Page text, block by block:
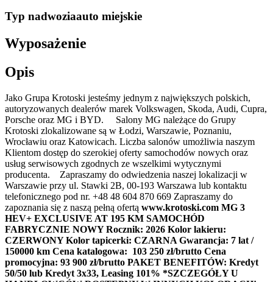
Typ nadwoziaauto miejskie
Wyposażenie
Opis
Jako Grupa Krotoski jesteśmy jednym z największych polskich,
autoryzowanych dealerów marek Volkswagen, Skoda, Audi, Cupra,
Porsche oraz MG i BYD. Salony MG należące do Grupy
Krotoski zlokalizowane są w Łodzi, Warszawie, Poznaniu,
Wrocławiu oraz Katowicach. Liczba salonów umożliwia naszym
Klientom dostęp do szerokiej oferty samochodów nowych oraz
usług serwisowych zgodnych ze wszelkimi wytycznymi
producenta. Zapraszamy do odwiedzenia naszej lokalizacji w
Warszawie przy ul. Stawki 2B, 00-193 Warszawa lub kontaktu
telefonicznego pod nr. +48 48 604 870 669 Zapraszamy do
zapoznania się z naszą pełną ofertą www.krotoski.com MG 3
HEV+ EXCLUSIVE AT 195 KM SAMOCHÓD
FABRYCZNIE NOWY Rocznik: 2026 Kolor lakieru:
CZERWONY Kolor tapicerki: CZARNA Gwarancja: 7 lat /
150000 km Cena katalogowa: 103 250 zł/brutto Cena
promocyjna: 93 900 zł/brutto PAKET BENEFITÓW: Kredyt
50/50 lub Kredyt 3x33, Leasing 101% *SZCZEGÓŁY U